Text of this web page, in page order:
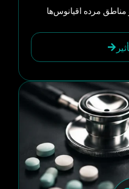
مرده اقیانوس‌ها